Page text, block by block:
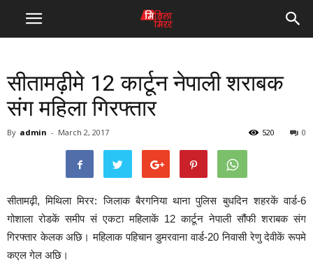
सीतामढ़ीमे 12 कार्टून नेपाली शराबक
संग महिला गिरफ्तार
By admin - March 2, 2017 0
520
सीतामढ़ी, मिथिला मिरर: जिलाक बैरगनिया थाना पुलिस बुधदिन शहरकें वार्ड-6
गोशाला रोडकें समीप सं एकटा महिलाकें 12 कार्टून नेपाली सौंफी शराबक संग
गिरफ्तार केलक अछि। महिलाक पहिचान डुमरवाना वार्ड-20 निवासी रेणु देवीकें रूपमे
कएल गेल अछि।